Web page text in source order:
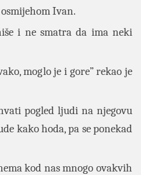
Ivan.
i ne smatra da ima neki
moglo je i gore” rekao je
pogled ljudi na njegovu
kako hoda, pa se ponekad
kod nas mnogo ovakvih